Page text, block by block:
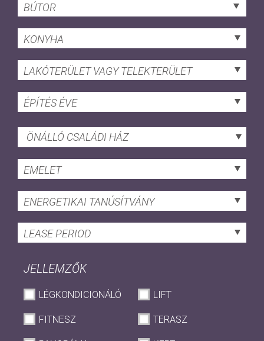
BÚTOR
KONYHA
LAKÓTERÜLET VAGY TELEKTERÜLET
ÉPÍTÉS ÉVE
ÖNÁLLÓ CSALÁDI HÁZ
EMELET
ENERGETIKAI TANÚSÍTVÁNY
LEASE PERIOD
JELLEMZŐK
LÉGKONDICIONÁLÓ LIFT
FITNESZ TERASZ